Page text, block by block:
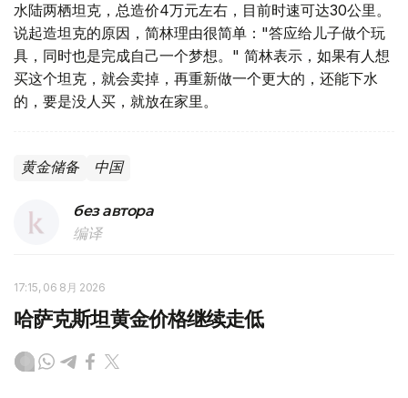
水陆两栖坦克，总造价4万元左右，目前时速可达30公里。
说起造坦克的原因，简林理由很简单："答应给儿子做个玩
具，同时也是完成自己一个梦想。" 简林表示，如果有人想
买这个坦克，就会卖掉，再重新做一个更大的，还能下水
的，要是没人买，就放在家里。
黄金储备 中国
без автора
编译
17:15, 06 8月 2026
哈萨克斯坦黄金价格继续走低